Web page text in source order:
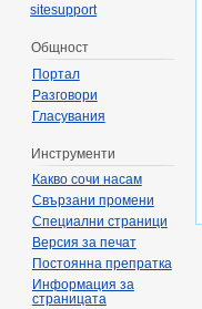
sitesupport
Общност
Портал
Разговори
Гласувания
Инструменти
Какво сочи насам
Свързани промени
Специални страници
Версия за печат
Постоянна препратка
Информация за
страницата